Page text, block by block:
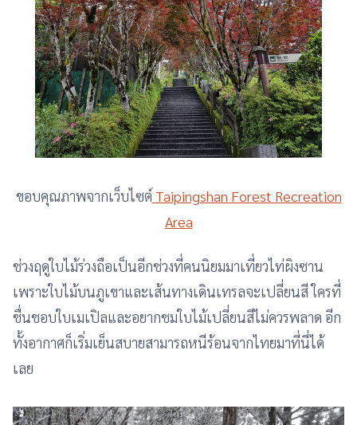
ขอบคุณภาพจากเว็บไซต์ Taipingshan Forest Recreation
Area
ช่วงฤดูใบไม้ร่วงถือเป็นอีกช่วงที่คนนิยมมาเที่ยวไท่ผิงซาน
เพราะใบไม้บนภูเขาและเส้นทางเดินเทรลจะเปลี่ยนสี ใครที่
ชื่นชอบใบเมเปิลและอยากชมใบไม้เปลี่ยนสีไม่ควรพลาด อีก
ทั้งอากาศก็เริ่มเย็นสบายสามารถหนีร้อนจากไทยมาที่นี่ได้
เลย